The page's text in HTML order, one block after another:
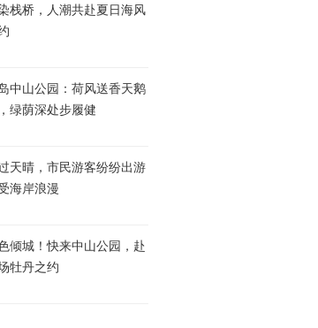
栈桥，人潮共赴夏日海风
中山公园：荷风送香天鹅
绿荫深处步履健
天晴，市民游客纷纷出游
海岸浪漫
倾城！快来中山公园，赴
牡丹之约